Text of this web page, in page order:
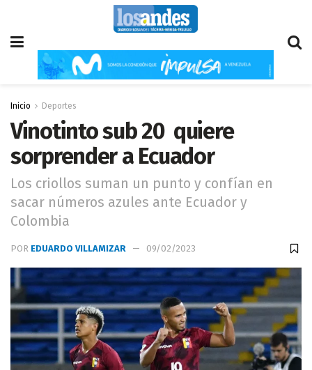
Inicio Deportes
Vinotinto sub 20 quiere
sorprender a Ecuador
Los criollos suman un punto y confían en
sacar números azules ante Ecuador y
Colombia
POR EDUARDO VILLAMIZAR 09/02/2023